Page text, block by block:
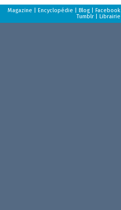
Magazine |Encyclopédie |Blog |Facebook
Tumblr |Librairie